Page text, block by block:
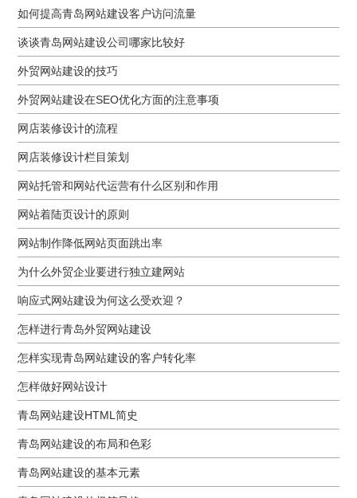
如何提高青岛网站建设客户访问流量
谈谈青岛网站建设公司哪家比较好
外贸网站建设的技巧
外贸网站建设在SEO优化方面的注意事项
网店装修设计的流程
网店装修设计栏目策划
网站托管和网站代运营有什么区别和作用
网站着陆页设计的原则
网站制作降低网站页面跳出率
为什么外贸企业要进行独立建网站
响应式网站建设为何这么受欢迎？
怎样进行青岛外贸网站建设
怎样实现青岛网站建设的客户转化率
怎样做好网站设计
青岛网站建设HTML简史
青岛网站建设的布局和色彩
青岛网站建设的基本元素